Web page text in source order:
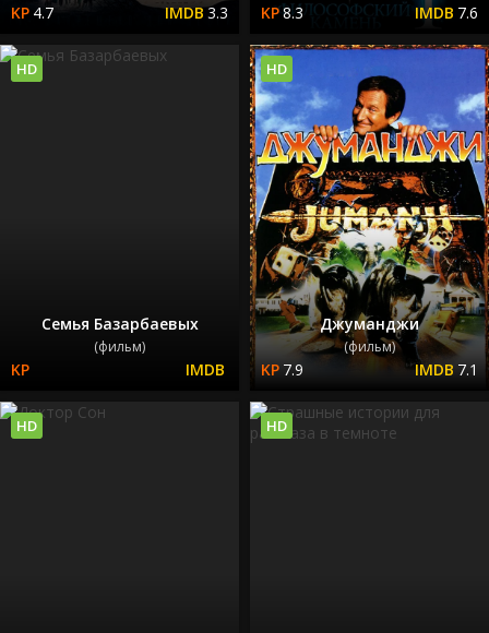
4.7 3.3 8.3 7.6
Семья Базарбаевых
(фильм)
HD
Джуманджи
(фильм)
7.9 7.1
HD
HD HD